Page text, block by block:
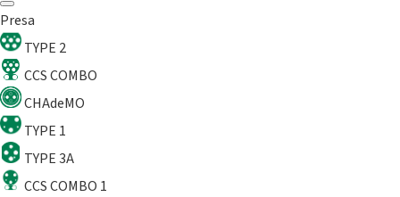
Presa
TYPE 2
CCS COMBO
CHAdeMO
TYPE 1
TYPE 3A
CCS COMBO 1